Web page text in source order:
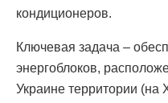
кондиционеров.
Ключевая задача –
энергоблоков,
Украине территории (на